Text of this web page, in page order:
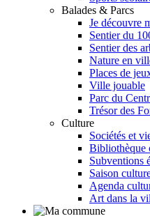
Balades & Parcs
Je découvre
Sentier du
Sentier des
Nature en
Places de
Ville jouable
Parc du
Trésor des
Culture
Sociétés et
Bibliothèque
Subventions
Saison
Agenda
Art dans la